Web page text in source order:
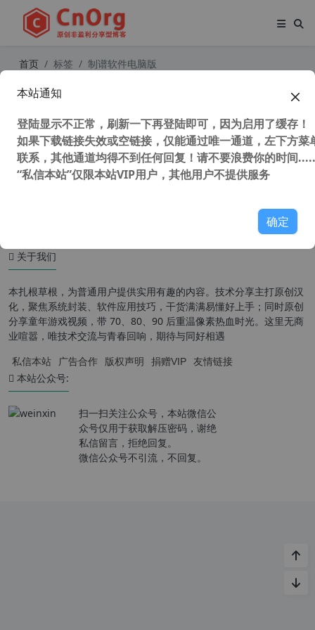
首页 标签 制谱软件电脑版
Avid Sibelius Ultimate 2022.9 Build
打谱软件 制谱软件 音乐制谱软件
关于我们
本扎根草根，为普通用户提供实用有趣的内容。技术分享主打原创汉
化，聚焦系统封装、软件应用技巧，干货满满易懂好上手；同时原创
分享童年游戏视频，带 70、80、90 后重温像素热血时光。这里无商
业喧嚣，唯技术交流与青春回响，期待与同好相遇
私信本站 广告合作 版权声明 捐赠VIP 友情链接
本站公众号:
扫一扫关注公众号，本站微信公
众号仅用于获取解压密码，谢绝
私信留言，拒绝回复。
微信公众号不引流，不回复。
本站通知
登陆显示不正常，刷新一下再登陆即可，因为启用了缓存！
如果下载链接失效或空链接，仅能通过唯一通道，左下方菜
联系，其他通道均得不到任何回复！请不要浪费你的时间
“私信本站”仅限本站VIP用户，其他用户不提供服务
确定